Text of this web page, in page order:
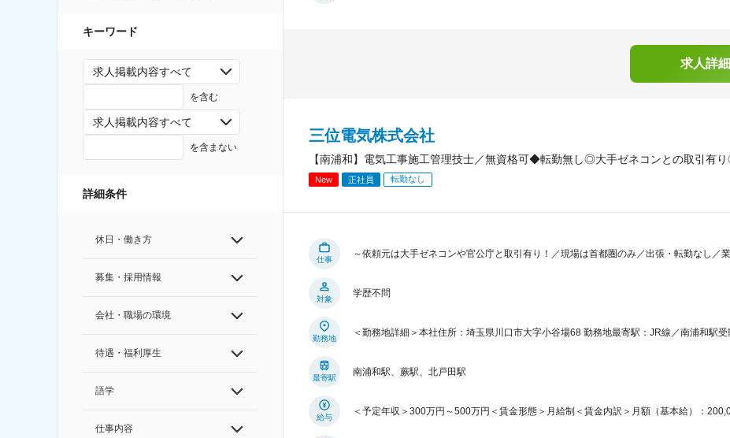
キーワード
求人掲載内容すべて
を含む
求人掲載内容すべて
を含まない
詳細条件
休日・働き方
募集・採用情報
会社・職場の環境
待遇・福利厚生
語学
仕事内容
求人詳
三位電気株式会社
【南浦和】電気工事施工管理技士／無資格可◆転勤無し◎大手ゼネコンとの取引有
New 正社員 転勤なし
仕事
～依頼元は大手ゼネコンや官公庁と取引有り！／現場は首都圏のみ／出張・転勤なし／
対象
学歴不問
勤務地
＜勤務地詳細＞本社住所：埼玉県川口市大字小谷場68 勤務地最寄駅：JR線／南浦和駅
最寄駅
南浦和駅、蕨駅、北戸田駅
給与
＜予定年収＞300万円～500万円＜賃金形態＞月給制＜賃金内訳＞月額（基本給）：